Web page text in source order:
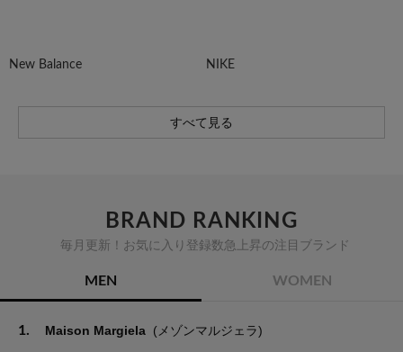
New Balance NIKE
すべて見る
BRAND RANKING
毎月更新！お気に入り登録数急上昇の注目ブランド
MEN WOMEN
1. Maison Margiela (メゾンマルジェラ)